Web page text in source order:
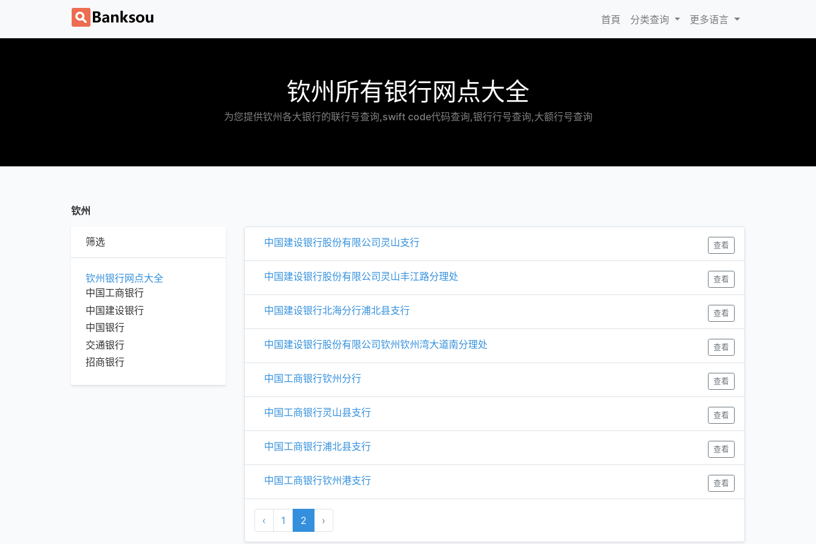
首頁(current)
分类查询 更多语言
钦州所有银行网点大全
为您提供钦州各大银行的联行号查询,swift code代码查询,银行行号查询,大额行号查询
钦州
筛选
钦州银行网点大全
中国工商银行
中国建设银行
中国银行
交通银行
招商银行
查看
中国建设银行股份有限公司灵山支行
查看
中国建设银行股份有限公司灵山丰江路分理处
查看
中国建设银行北海分行浦北县支行
查看
中国建设银行股份有限公司钦州钦州湾大道南分理处
查看
中国工商银行钦州分行
查看
中国工商银行灵山县支行
查看
中国工商银行浦北县支行
查看
中国工商银行钦州港支行
‹ 1 2 ›